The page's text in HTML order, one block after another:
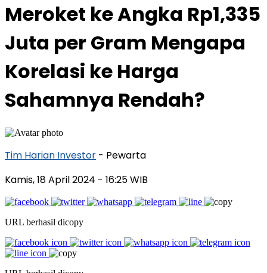
Meroket ke Angka Rp1,335
Juta per Gram Mengapa
Korelasi ke Harga
Sahamnya Rendah?
Tim Harian Investor - Pewarta
Kamis, 18 April 2024 - 16:25 WIB
URL berhasil dicopy